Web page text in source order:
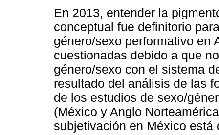
En 2013, entender la
conceptual fue definitorio
género/sexo performativo en
cuestionadas debido a que
género/sexo con el sistema
resultado del análisis de las
de los estudios de sexo/
(México y Anglo
subjetivación en México